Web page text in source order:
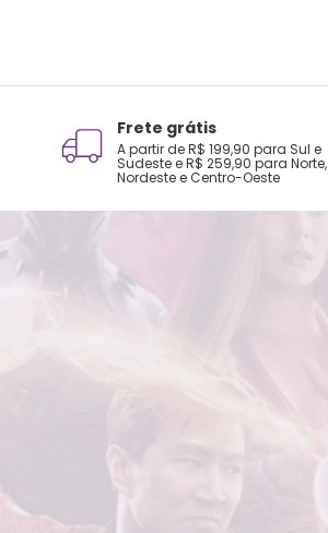
Frete grátis
A partir de R$ 199,90 para Sul e
Sudeste e R$ 259,90 para Norte,
Nordeste e Centro-Oeste